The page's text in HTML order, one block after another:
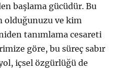
başlama gücüdür. Bu
olduğunuzu ve kim
tanımlama cesareti
göre, bu süreç sabır
içsel özgürlüğü de